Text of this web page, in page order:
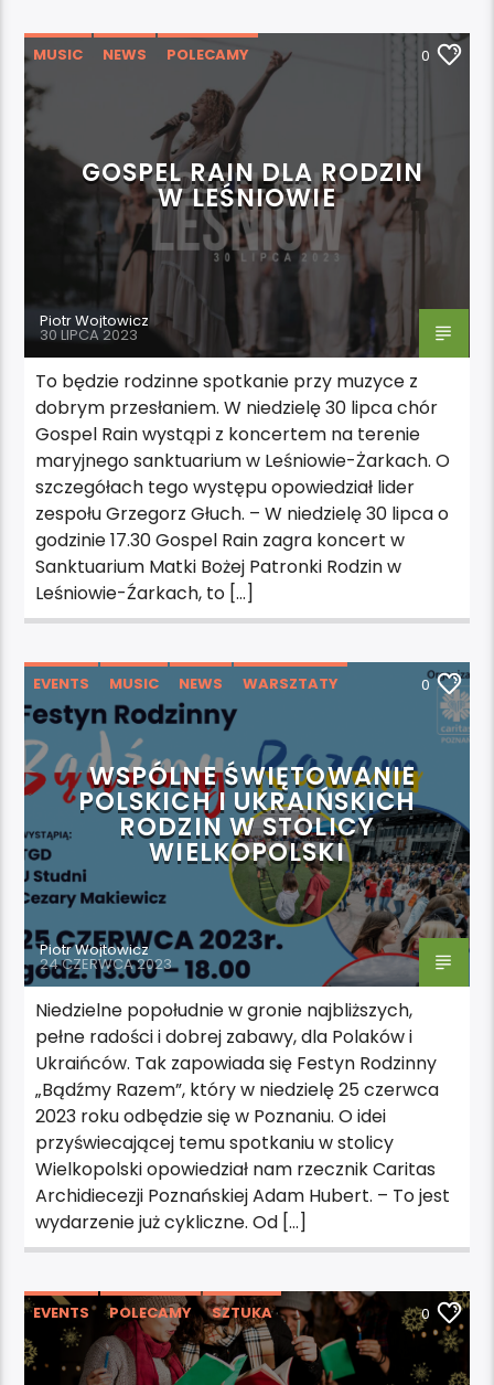
MUSIC NEWS
POLECAMY
WYDARZENIA
0
GOSPEL RAIN DLA RODZIN
W LEŚNIOWIE
Piotr Wojtowicz
30 LIPCA 2023
To będzie rodzinne spotkanie przy muzyce z
dobrym przesłaniem. W niedzielę 30 lipca chór
Gospel Rain wystąpi z koncertem na terenie
maryjnego sanktuarium w Leśniowie-Żarkach. O
szczegółach tego występu opowiedział lider
zespołu Grzegorz Głuch. – W niedzielę 30 lipca o
godzinie 17.30 Gospel Rain zagra koncert w
Sanktuarium Matki Bożej Patronki Rodzin w
Leśniowie-Źarkach, to […]
EVENTS MUSIC NEWS
WARSZTATY
WYDARZENIA
0
WSPÓLNE ŚWIĘTOWANIE
POLSKICH I UKRAIŃSKICH
RODZIN W STOLICY
WIELKOPOLSKI
Piotr Wojtowicz
24 CZERWCA 2023
Niedzielne popołudnie w gronie najbliższych,
pełne radości i dobrej zabawy, dla Polaków i
Ukraińców. Tak zapowiada się Festyn Rodzinny
„Bądźmy Razem”, który w niedzielę 25 czerwca
2023 roku odbędzie się w Poznaniu. O idei
przyświecającej temu spotkaniu w stolicy
Wielkopolski opowiedział nam rzecznik Caritas
Archidiecezji Poznańskiej Adam Hubert. – To jest
wydarzenie już cykliczne. Od […]
EVENTS POLECAMY
SZTUKA
WYDARZENIA
0